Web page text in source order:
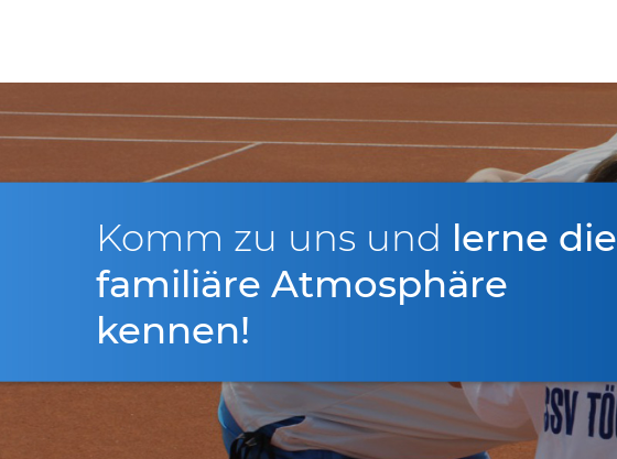
Komm zu uns und lerne die
familiäre Atmosphäre
kennen!